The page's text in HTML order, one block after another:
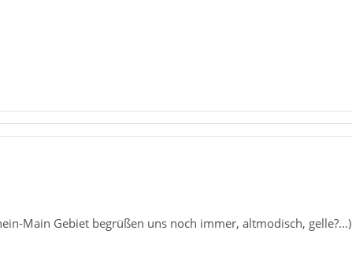
Main Gebiet begrüßen uns noch immer, altmodisch, gelle?...)